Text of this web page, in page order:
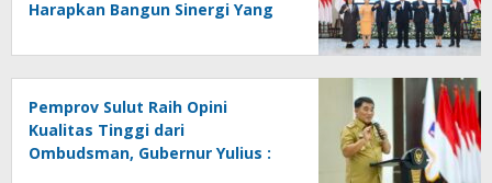
Harapkan Bangun Sinergi Yang
Pemprov Sulut Raih Opini
Kualitas Tinggi dari
Ombudsman, Gubernur Yulius :